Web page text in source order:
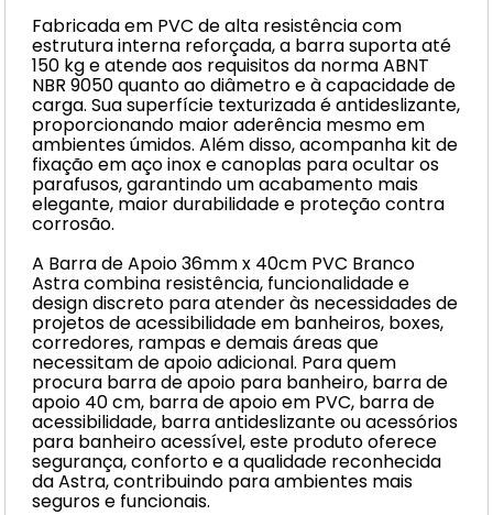
Fabricada em PVC de alta resistência com
estrutura interna reforçada, a barra suporta até
150 kg e atende aos requisitos da norma ABNT
NBR 9050 quanto ao diâmetro e à capacidade de
carga. Sua superfície texturizada é antideslizante,
proporcionando maior aderência mesmo em
ambientes úmidos. Além disso, acompanha kit de
fixação em aço inox e canoplas para ocultar os
parafusos, garantindo um acabamento mais
elegante, maior durabilidade e proteção contra
corrosão.
A Barra de Apoio 36mm x 40cm PVC Branco
Astra combina resistência, funcionalidade e
design discreto para atender às necessidades de
projetos de acessibilidade em banheiros, boxes,
corredores, rampas e demais áreas que
necessitam de apoio adicional. Para quem
procura barra de apoio para banheiro, barra de
apoio 40 cm, barra de apoio em PVC, barra de
acessibilidade, barra antideslizante ou acessórios
para banheiro acessível, este produto oferece
segurança, conforto e a qualidade reconhecida
da Astra, contribuindo para ambientes mais
seguros e funcionais.